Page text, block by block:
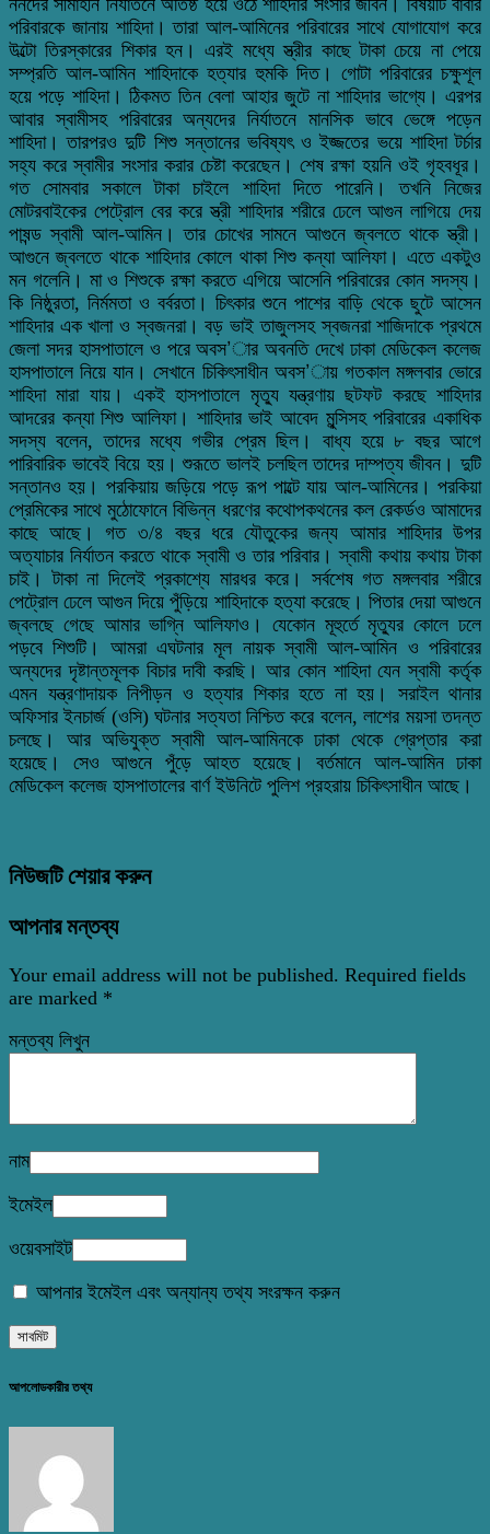
পরিবারকে জানায় শাহিদা। তারা আল-আমিনের পরিবারের সাথে যোগাযোগ করে
উল্টো তিরস্কারের শিকার হন। এরই মধ্যে স্ত্রীর কাছে টাকা চেয়ে না পেয়ে
সম্প্রতি আল-আমিন শাহিদাকে হত্যার হুমকি দিত। গোটা পরিবারের চক্ষুশূল
হয়ে পড়ে শাহিদা। ঠিকমত তিন বেলা আহার জুটে না শাহিদার ভাগ্যে। এরপর
আবার স্বামীসহ পরিবারের অন্যদের নির্যাতনে মানসিক ভাবে ভেঙ্গে পড়েন
শাহিদা। তারপরও দুটি শিশু সন্তানের ভবিষ্যৎ ও ইজ্জতের ভয়ে শাহিদা টর্চার
সহ্য করে স্বামীর সংসার করার চেষ্টা করেছেন। শেষ রক্ষা হয়নি ওই গৃহবধূর।
গত সোমবার সকালে টাকা চাইলে শাহিদা দিতে পারেনি। তখনি নিজের
মোটরবাইকের পেট্রোল বের করে স্ত্রী শাহিদার শরীরে ঢেলে আগুন লাগিয়ে দেয়
পাষন্ড স্বামী আল-আমিন। তার চোখের সামনে আগুনে জ্বলতে থাকে স্ত্রী।
আগুনে জ্বলতে থাকে শাহিদার কোলে থাকা শিশু কন্যা আলিফা। এতে একটুও
মন গলেনি। মা ও শিশুকে রক্ষা করতে এগিয়ে আসেনি পরিবারের কোন সদস্য।
কি নিষ্ঠুরতা, নির্মমতা ও বর্বরতা। চিৎকার শুনে পাশের বাড়ি থেকে ছুটে আসেন
শাহিদার এক খালা ও স্বজনরা। বড় ভাই তাজুলসহ স্বজনরা শাজিদাকে প্রথমে
জেলা সদর হাসপাতালে ও পরে অবস’ার অবনতি দেখে ঢাকা মেডিকেল কলেজ
হাসপাতালে নিয়ে যান। সেখানে চিকিৎসাধীন অবস’ায় গতকাল মঙ্গলবার ভোরে
শাহিদা মারা যায়। একই হাসপাতালে মৃত্যু যন্ত্রণায় ছটফট করছে শাহিদার
আদরের কন্যা শিশু আলিফা। শাহিদার ভাই আবেদ মুন্সিসহ পরিবারের একাধিক
সদস্য বলেন, তাদের মধ্যে গভীর প্রেম ছিল। বাধ্য হয়ে ৮ বছর আগে
পারিবারিক ভাবেই বিয়ে হয়। শুরূতে ভালই চলছিল তাদের দাম্পত্য জীবন। দুটি
সন্তানও হয়। পরকিয়ায় জড়িয়ে পড়ে রূপ পাল্টে যায় আল-আমিনের। পরকিয়া
প্রেমিকের সাথে মুঠোফোনে বিভিন্ন ধরণের কথোপকথনের কল রেকর্ডও আমাদের
কাছে আছে। গত ৩/৪ বছর ধরে যৌতুকের জন্য আমার শাহিদার উপর
অত্যাচার নির্যাতন করতে থাকে স্বামী ও তার পরিবার। স্বামী কথায় কথায় টাকা
চাই। টাকা না দিলেই প্রকাশ্যে মারধর করে। সর্বশেষ গত মঙ্গলবার শরীরে
পেট্রোল ঢেলে আগুন দিয়ে পুঁড়িয়ে শাহিদাকে হত্যা করেছে। পিতার দেয়া আগুনে
জ্বলছে গেছে আমার ভাগ্নি আলিফাও। যেকোন মূহুর্তে মৃত্যুর কোলে ঢলে
পড়বে শিশুটি। আমরা এঘটনার মূল নায়ক স্বামী আল-আমিন ও পরিবারের
অন্যদের দৃষ্টান্তমূলক বিচার দাবী করছি। আর কোন শাহিদা যেন স্বামী কর্তৃক
এমন যন্ত্রণাদায়ক নিপীড়ন ও হত্যার শিকার হতে না হয়। সরাইল থানার
অফিসার ইনচার্জ (ওসি) ঘটনার সত্যতা নিশ্চিত করে বলেন, লাশের ময়সা তদন্ত
চলছে। আর অভিযুক্ত স্বামী আল-আমিনকে ঢাকা থেকে গ্রেপ্তার করা
হয়েছে। সেও আগুনে পুঁড়ে আহত হয়েছে। বর্তমানে আল-আমিন ঢাকা
মেডিকেল কলেজ হাসপাতালের বার্ণ ইউনিটে পুলিশ প্রহরায় চিকিৎসাধীন আছে।
নিউজটি শেয়ার করুন
আপনার মন্তব্য
Your email address will not be published. Required fields
are marked *
মন্তব্য লিখুন
নাম
ইমেইল
ওয়েবসাইট
আপনার ইমেইল এবং অন্যান্য তথ্য সংরক্ষন করুন
আপলোডকারীর তথ্য